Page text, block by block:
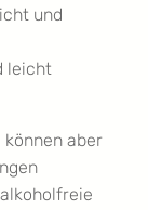
und
leicht
aber